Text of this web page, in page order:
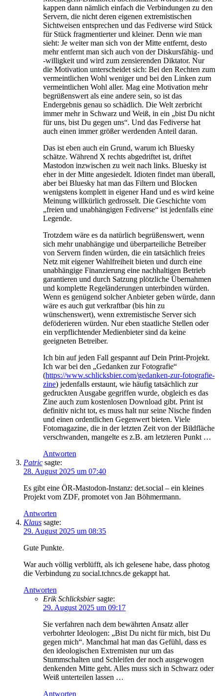
kappen dann nämlich einfach die Verbindungen zu den
Servern, die nicht deren eigenen extremistischen
Sichtweisen entsprechen und das Fediverse wird Stück
für Stück fragmentierter und kleiner. Denn wie man
sieht: Je weiter man sich von der Mitte entfernt, desto
mehr entfernt man sich auch von der Diskursfähig- und
-willigkeit und wird zum zensierenden Diktator. Nur
die Motivation unterscheidet sich: Bei den Rechten zum
vermeintlichen Wohl weniger und bei den Linken zum
vermeintlichen Wohl aller. Mag eine Motivation mehr
begrüßenswert als eine andere sein, so ist das
Endergebnis genau so schädlich. Die Welt zerbricht
immer mehr in Schwarz und Weiß, in ein „bist Du nicht
für uns, bist Du gegen uns“. Und das Fediverse hat
auch einen immer größer werdenden Anteil daran.
Das ist eben auch ein Grund, warum ich Bluesky
schätze. Während X rechts abgedriftet ist, driftet
Mastodon inzwischen zu weit nach links. Bluesky ist
eher in der Mitte angesiedelt. Idioten findet man überall,
aber bei Bluesky hat man das Filtern und Blocken
wenigstens komplett in eigener Hand und es wird keine
Meinung willkürlich gedrosselt. Die Geschichte vom
„freien und unabhängigen Fediverse“ ist jedenfalls eine
Legende.
Trotzdem wäre es da natürlich begrüßenswert, wenn
sich mehr unabhängige und überparteiliche Betreiber
von Servern finden würden, die ein tatsächlich freies
Netz mit eigener Wahlfreiheit bieten und durch eine
unabhängige Finanzierung eine nachhaltigen Betrieb
garantieren und durch Satzung plötzliche Übernahmen
und komplette Regeländerungen unterbinden würden.
Wenn es genügend solcher Anbieter geben würde, dann
wäre es auch gut verkraftbar (bis hin zu
wünschenswert), wenn extremistische Server sich
deföderieren würden. Nur eben staatliche Stellen oder
ein verpflichtender Medienbieter sind da keine
geeigneten Betreiber.
Ich bin auf jeden Fall gespannt auf Dein Print-Projekt.
Ich war bei den „Gedanken zur Fotografie“
(https://www.schlicksbier.com/gedanken-zur-fotografie-
zine) jedenfalls erstaunt, wie häufig tatsächlich zur
gedruckten Ausgabe gegriffen wurde, obgleich es das
Zine auch zum kostenlosen Download gibt. Print ist
definitiv nicht tot, es muss halt nur seine Nische finden
und einen ordentlichen Gegenwert bieten. Viele
Fotomagazine, die in der letzten Zeit von der Bildfläche
verschwanden, mangelte es z.B. am letzteren Punkt …
Antworten
Patric sagte:
28. August 2025 um 07:40
Es gibt eine ÖR-Mastodon-Instanz: det.social – ein kleines
Projekt vom ZDF, promotet von Jan Böhmermann.
Antworten
Klaus sagte:
29. August 2025 um 08:35
Gute Punkte.
War auch völlig verblüfft, als ich gelesene habe, dass photog
die Verbindung zu social.tchncs.de gekappt hat.
Antworten
Erik Schlicksbier sagte:
29. August 2025 um 09:17
Sie verfahren nach dem bewährten Ansatz aller
verbohrter Ideologen: „Bist Du nicht für mich, bist Du
gegen mich“. Manchmal hat man das Gefühl, dass es
den ideologischen Extremisten nur um das
Stummschalten und Schleifen der noch ausgewogen
denkenden Mitte geht. Alles muss sich in Schwarz oder
Weiß unterteilen lassen …
Antworten